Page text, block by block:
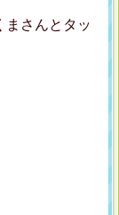
まさんとタッ